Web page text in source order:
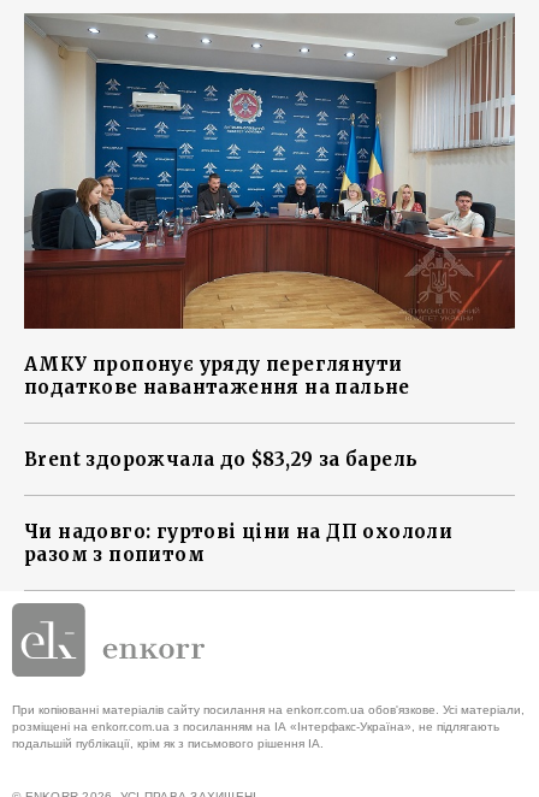
АМКУ пропонує уряду переглянути
податкове навантаження на пальне
Brent здорожчала до $83,29 за барель
Чи надовго: гуртові ціни на ДП охололи
разом з попитом
При копіюванні матеріалів сайту посилання на enkorr.com.ua обов'язкове. Усі матеріали,
розміщені на enkorr.com.ua з посиланням на ІА «Інтерфакс-Україна», не підлягають
подальшій публікації, крім як з письмового рішення ІА.